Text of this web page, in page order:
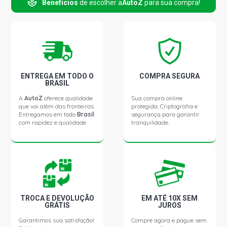
KA STD HATCH 1.6 8V ZETEC ROCAM FLEX (2008 -
2013)
KA MP3 HATCH 1.6 8V ZETEC ROCAM GASOLINA (2006 -
KA XR HATCH 1.6 8V ZETEC ROCAM GASOLINA (2001 -
PARATI G2 STD SW 1.0 16V AT EA111 GASOLINA (1999 -
1999)
PARATI G3 CROSSOVER SW 1.0 16V AT EA111
PARATI G2 STD SW 1.0 16V AT TURBO GASOLINA (2000
- 2004)
Benefícios de escolher aAutoZ para sua compra!
ENTREGA EM TODO O
BRASIL
AAutoZ oferece qualidade
que vai além das fronteiras.
Entregamos em todoBrasil
com rapidez e qualidade.
COMPRA SEGURA
Sua compra online
protegida. Criptografia e
segurança para garantir
tranquilidade.
TROCA E DEVOLUÇÃO
GRÁTIS
Garantimos sua satisfação!
EM ATÉ 10X SEM
JUROS
Compre agora e pague sem